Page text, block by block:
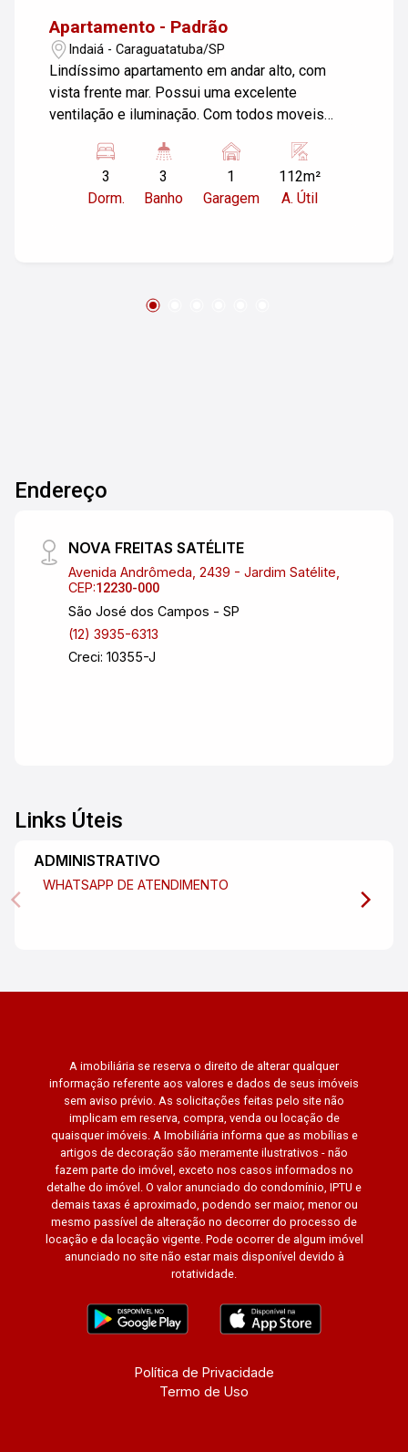
Apartamento - Padrão
Indaiá - Caraguatatuba/SP
Lindíssimo apartamento em andar alto, com
vista frente mar. Possui uma excelente
ventilação e iluminação. Com todos moveis
TV com sacada vista mar e cortina de vidro. 02
dormitórios amplos com vista lindíssima. Suíte
com sacada frente mar. Cozinha espaçosa e
3
Dorm.
3
Banho
1
Garagem
112m²
A. Útil
Endereço
NOVA FREITAS SATÉLITE
Avenida Andrômeda, 2439 - Jardim Satélite,
CEP:12230-000
São José dos Campos - SP
(12) 3935-6313
Creci: 10355-J
Links Úteis
ADMINISTRATIVO
WHATSAPP DE ATENDIMENTO
A imobiliária se reserva o direito de alterar qualquer
informação referente aos valores e dados de seus imóveis
sem aviso prévio. As solicitações feitas pelo site não
implicam em reserva, compra, venda ou locação de
quaisquer imóveis. A Imobiliária informa que as mobílias e
artigos de decoração são meramente ilustrativos - não
fazem parte do imóvel, exceto nos casos informados no
detalhe do imóvel. O valor anunciado do condomínio, IPTU e
demais taxas é aproximado, podendo ser maior, menor ou
mesmo passível de alteração no decorrer do processo de
locação e da locação vigente. Pode ocorrer de algum imóvel
anunciado no site não estar mais disponível devido à
rotatividade.
Política de Privacidade
Termo de Uso